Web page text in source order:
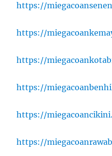
https://
https://
https://
https://
https://
https://